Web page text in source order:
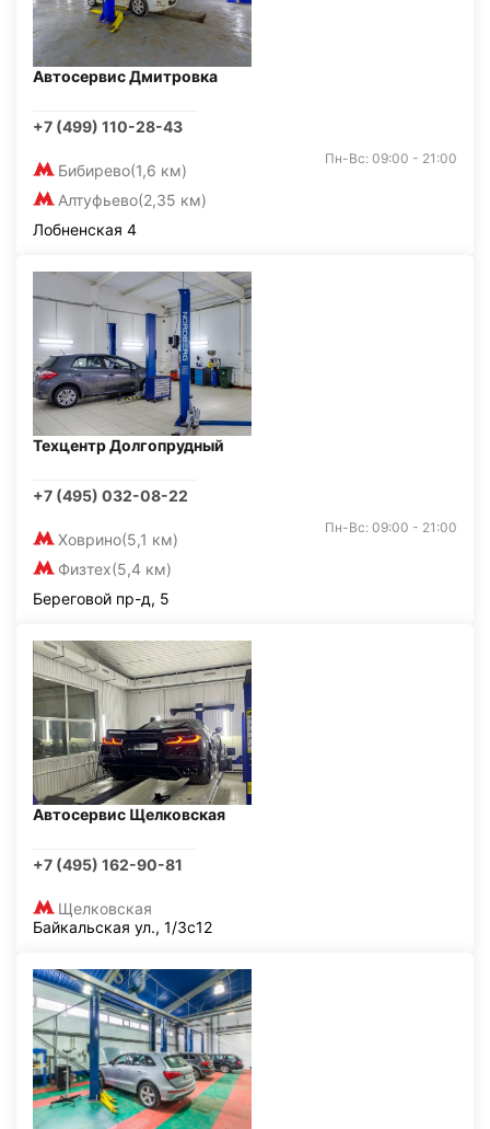
Автосервис Дмитровка
+7 (499) 110-28-43
Бибирево(1,6 км)
Алтуфьево(2,35 км)
Пн-Вс: 09:00 - 21:00
Лобненская 4
Техцентр Долгопрудный
+7 (495) 032-08-22
Ховрино(5,1 км)
Физтех(5,4 км)
Пн-Вс: 09:00 - 21:00
Береговой пр-д, 5
Автосервис Щелковская
+7 (495) 162-90-81
Щелковская
Байкальская ул., 1/3с12